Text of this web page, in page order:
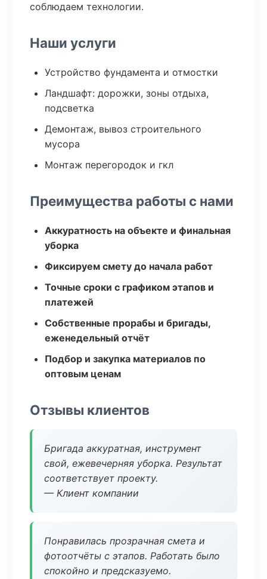
соблюдаем технологии.
Наши услуги
Устройство фундамента и отмостки
Ландшафт: дорожки, зоны отдыха,
подсветка
Демонтаж, вывоз строительного
мусора
Монтаж перегородок и гкл
Преимущества работы с нами
Аккуратность на объекте и финальная
уборка
Фиксируем смету до начала работ
Точные сроки с графиком этапов и
платежей
Собственные прорабы и бригады,
еженедельный отчёт
Подбор и закупка материалов по
оптовым ценам
Отзывы клиентов
Бригада аккуратная, инструмент
свой, ежевечерняя уборка. Результат
соответствует проекту.
— Клиент компании
Понравилась прозрачная смета и
фотоотчёты с этапов. Работать было
спокойно и предсказуемо.